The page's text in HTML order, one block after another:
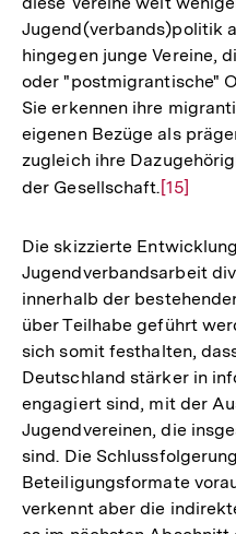
Jugend(verbands)politik
hingegen junge Vereine,
oder "postmigrantische"
Sie erkennen ihre
eigenen Bezüge als
zugleich ihre
der Gesellschaft. Zur
der
Fußnote
[15]
Die skizzierte
Jugendverbandsarbeit
innerhalb der
über Teilhabe geführt
sich somit festhalten,
Deutschland stärker in
engagiert sind, mit der
Jugendvereinen, die
sind. Die
Beteiligungsformate
verkennt aber die